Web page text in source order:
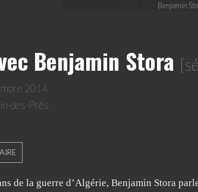
Benjamin
Benjamin Stora
2014
des-Prés
de la guerre d’Algérie, Benjamin Stora